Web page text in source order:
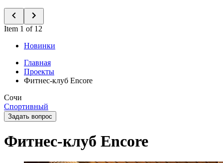
Item 1 of 12
Новинки
Главная
Проекты
Фитнес-клуб Encore
Сочи
Спортивный
Задать вопрос
Фитнес-клуб Encore